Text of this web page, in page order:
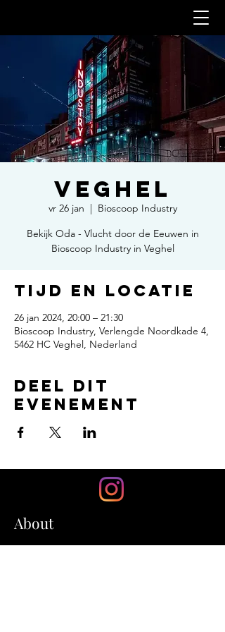
Veghel
vr 26 jan
  |
Bioscoop Industry
Bekijk Oda - Vlucht door de Eeuwen in
Bioscoop Industry in Veghel
Tijd en locatie
26 jan 2024, 20:00 – 21:30
Bioscoop Industry, Verlengde Noordkade 4,
5462 HC Veghel, Nederland
Deel dit
evenement
About
'Oda - Vlucht door de Eeuwen' is